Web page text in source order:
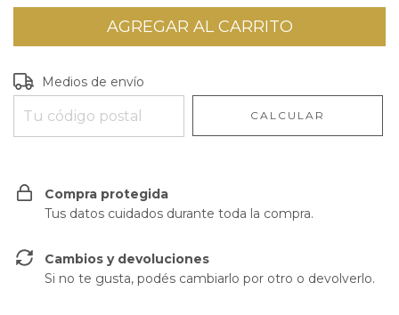
Entregas para el CP:
Medios de envío
CALCULAR
Compra protegida
Tus datos cuidados durante toda la compra.
Cambios y devoluciones
Si no te gusta, podés cambiarlo por otro o devolverlo.